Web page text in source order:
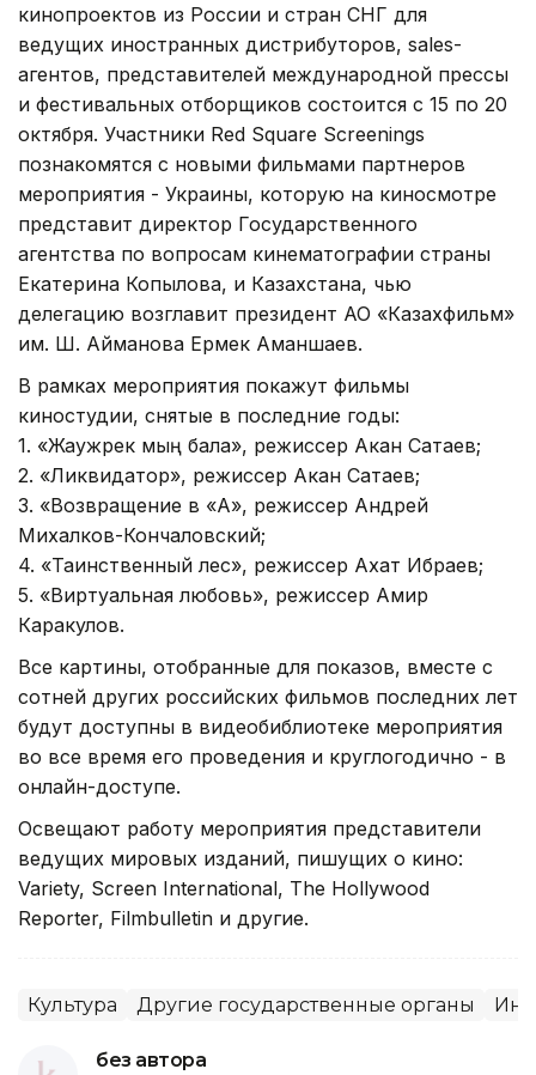
кинопроектов из России и стран СНГ для
ведущих иностранных дистрибуторов, sales-
агентов, представителей международной прессы
и фестивальных отборщиков состоится с 15 по 20
октября. Участники Red Square Screenings
познакомятся с новыми фильмами партнеров
мероприятия - Украины, которую на киносмотре
представит директор Государственного
агентства по вопросам кинематографии страны
Екатерина Копылова, и Казахстана, чью
делегацию возглавит президент АО «Казахфильм»
им. Ш. Айманова Ермек Аманшаев.
В рамках мероприятия покажут фильмы
киностудии, снятые в последние годы:
1. «Жаужүрек мың бала», режиссер Акан Сатаев;
2. «Ликвидатор», режиссер Акан Сатаев;
3. «Возвращение в «А», режиссер Андрей
Михалков-Кончаловский;
4. «Таинственный лес», режиссер Ахат Ибраев;
5. «Виртуальная любовь», режиссер Амир
Каракулов.
Все картины, отобранные для показов, вместе с
сотней других российских фильмов последних лет
будут доступны в видеобиблиотеке мероприятия
во все время его проведения и круглогодично - в
онлайн-доступе.
Освещают работу мероприятия представители
ведущих мировых изданий, пишущих о кино:
Variety, Screen International, The Hollywood
Reporter, Filmbulletin и другие.
Культура Другие государственные органы
без автора